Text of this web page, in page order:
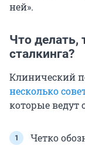
ней».
Что делать,
сталкинга?
Клинический
несколько
которые ведут
Четко